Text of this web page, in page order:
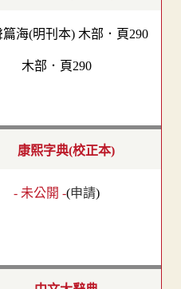
木部．頁290
康熙字典(校正本)
- 未公開 -(申請)